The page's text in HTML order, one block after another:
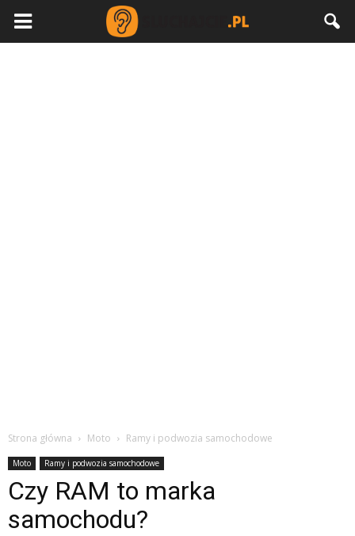
Strona główna Moto Ramy i podwozia samochodowe
Moto Ramy i podwozia samochodowe
Czy RAM to marka
samochodu?